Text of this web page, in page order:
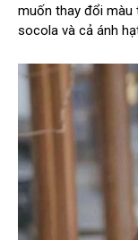
muốn thay đổi màu
socola và cả ánh